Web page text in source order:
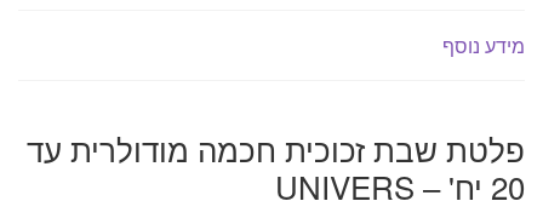
מידע נוסף
פלטת שבת זכוכית חכמה מודולרית עד
20 יח' – UNIVERS